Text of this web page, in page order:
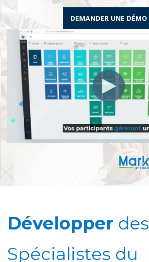
DEMANDER UNE DÉMO
Développer des
Spécialistes du